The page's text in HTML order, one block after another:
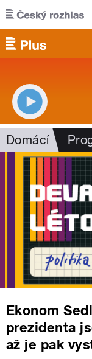
Přejít k hlavnímu
Domácí
Ekonom
prezidenta
až je pak